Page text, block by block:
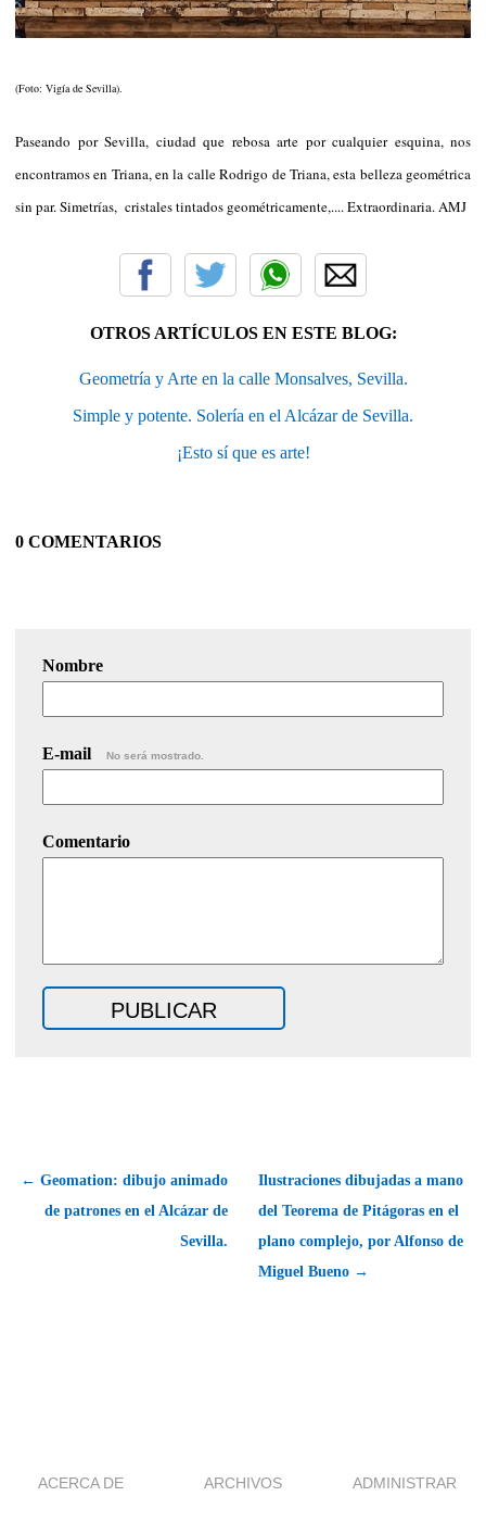
(Foto: Vigía de Sevilla).
Paseando por Sevilla, ciudad que rebosa arte por cualquier esquina, nos
encontramos en Triana, en la calle Rodrigo de Triana, esta belleza geométrica
sin par. Simetrías, cristales tintados geométricamente,.... Extraordinaria. AMJ
OTROS ARTÍCULOS EN ESTE BLOG:
Geometría y Arte en la calle Monsalves, Sevilla.
Simple y potente. Solería en el Alcázar de Sevilla.
¡Esto sí que es arte!
0 COMENTARIOS
Nombre
E-mail No será mostrado.
Comentario
← Geomation: dibujo animado
de patrones en el Alcázar de
Sevilla.
Ilustraciones dibujadas a mano
del Teorema de Pitágoras en el
plano complejo, por Alfonso de
Miguel Bueno →
ACERCA DE ARCHIVOS ADMINISTRAR